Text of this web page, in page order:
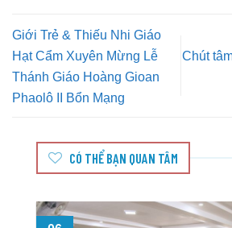
Giới Trẻ & Thiếu Nhi Giáo
Hạt Cẩm Xuyên Mừng Lễ
Thánh Giáo Hoàng Gioan
Phaolô II Bổn Mạng
Chút
CÓ THỂ BẠN QUAN TÂM